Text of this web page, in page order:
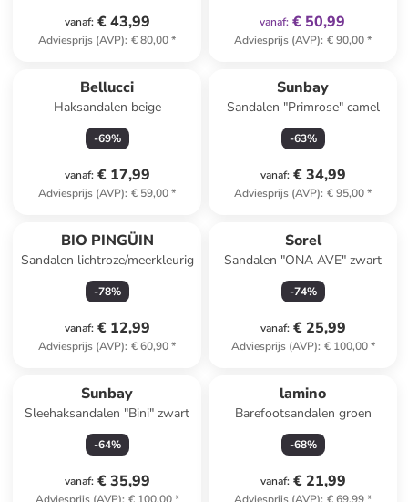
vanaf: € 43,99
Adviesprijs (AVP): € 80,00*
vanaf: € 50,99
Adviesprijs (AVP): € 90,00*
Bellucci
Haksandalen beige
-69%
vanaf: € 17,99
Adviesprijs (AVP): € 59,00*
Sunbay
Sandalen "Primrose" camel
-63%
vanaf: € 34,99
Adviesprijs (AVP): € 95,00*
BIO PINGÜIN
Sandalen lichtroze/meerkleurig
-78%
vanaf: € 12,99
Adviesprijs (AVP): € 60,90*
Sorel
Sandalen "ONA AVE" zwart
-74%
vanaf: € 25,99
Adviesprijs (AVP): € 100,00*
Sunbay
Sleehaksandalen "Bini" zwart
-64%
vanaf: € 35,99
lamino
Barefootsandalen groen
-68%
vanaf: € 21,99